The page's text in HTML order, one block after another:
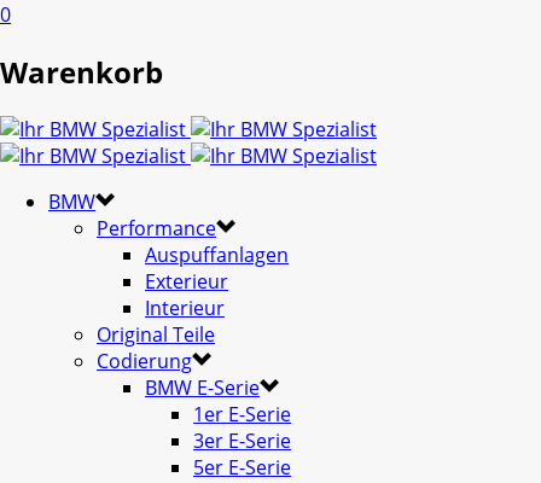
0
Warenkorb
BMW
Performance
Auspuffanlagen
Exterieur
Interieur
Original Teile
Codierung
BMW E-Serie
1er E-Serie
3er E-Serie
5er E-Serie